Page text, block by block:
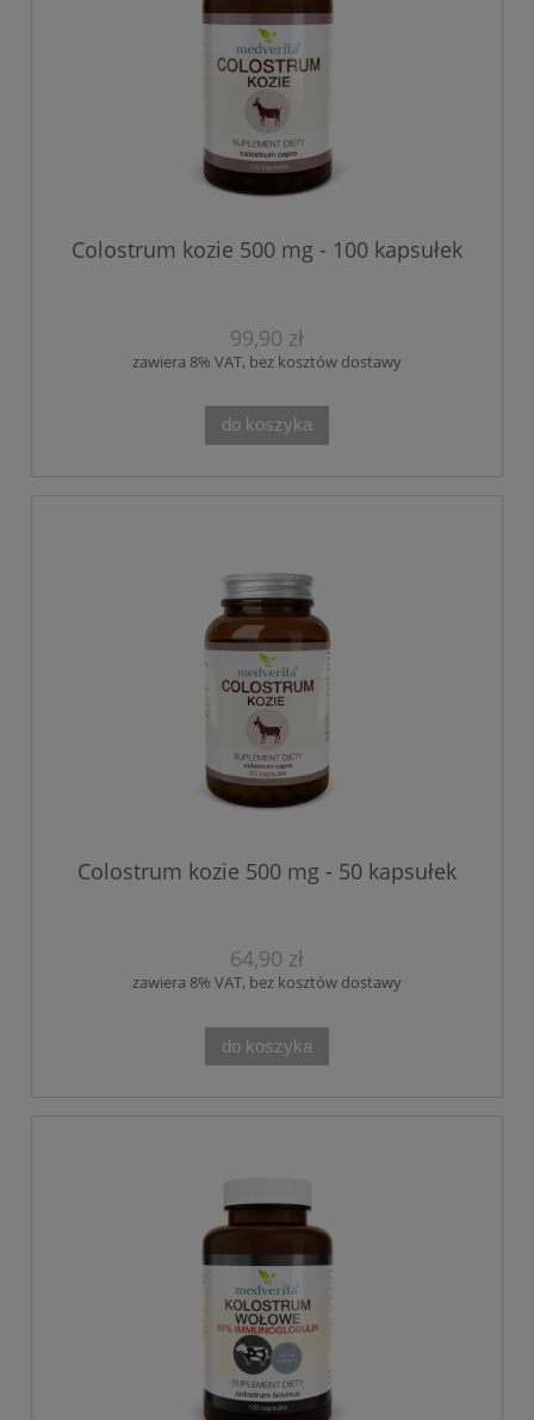
Colostrum kozie 500 mg - 100 kapsułek
99,90 zł
zawiera 8% VAT, bez kosztów dostawy
do koszyka
Colostrum kozie 500 mg - 50 kapsułek
64,90 zł
zawiera 8% VAT, bez kosztów dostawy
do koszyka